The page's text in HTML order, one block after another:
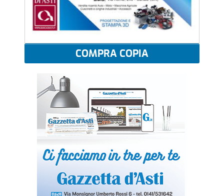
COMPRA COPIA